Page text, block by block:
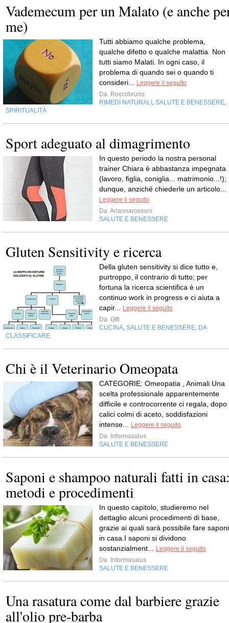
Vademecum per un Malato (e anche
me)
Tutti abbiamo qualche problema,
qualche difetto o qualche malattia. Non
tutti siamo Malati. In ogni caso, il
problema di quando sei o quando ti
consideri...
Leggere il seguito
Da Roccobruno
RIMEDI NATURALI
SALUTE E BENESSERE
SPIRITUALITÀ
Sport adeguato al dimagrimento
In questo periodo la nostra personal
trainer Chiara è abbastanza impegnata
(lavoro, figlia, coniglia... matrimonio...!);
dunque, anziché chiederle un articolo...
Leggere il seguito
Da Ariannarossoni
SALUTE E BENESSERE
Gluten Sensitivity e ricerca
Della gluten sensitivity si dice tutto e,
purtroppo, il contrario di tutto; per
fortuna la ricerca scientifica è un
continuo work in progress e ci aiuta a
capir...
Leggere il seguito
Da Gftl
CUCINA SALUTE E BENESSERE DA
CLASSIFICARE
Chi è il Veterinario Omeopata
CATEGORIE: Omeopatia , Animali Una
scelta professionale apparentemente
difficile e controcorrente ci regala, dopo
calici colmi di aceto, soddisfazioni
intense...
Leggere il seguito
Da
Informasalus
SALUTE E BENESSERE
Saponi e shampoo naturali fatti in
metodi e procedimenti
In questo capitolo, studieremo nel
dettaglio alcuni procedimenti di base,
grazie ai quali sarà possibile fare saponi
in casa.I saponi si dividono
sostanzialment...
Leggere il seguito
Da
Informasalus
SALUTE E BENESSERE
Una rasatura come dal barbiere grazie
all'olio pre-barba